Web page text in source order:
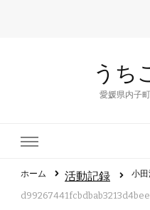
うち
愛媛県内子
ホーム 活動記録 小田